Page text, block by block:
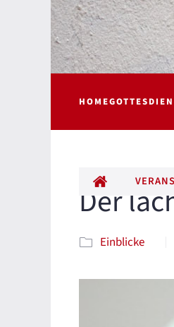
HOME
ALLE
Der
Einblicke